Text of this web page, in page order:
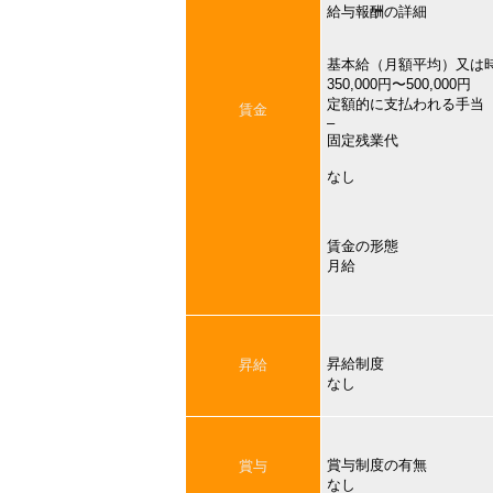
賃金
給与報酬の詳細
基本給（月額平均）又は
350,000円〜500,000円
定額的に支払われる手当
–
固定残業代
なし
賃金の形態
月給
昇給
昇給制度
なし
賞与
賞与制度の有無
なし